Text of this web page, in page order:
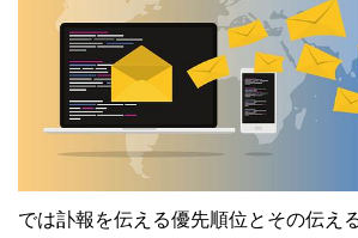
では訃報を伝える優先順位とその伝え